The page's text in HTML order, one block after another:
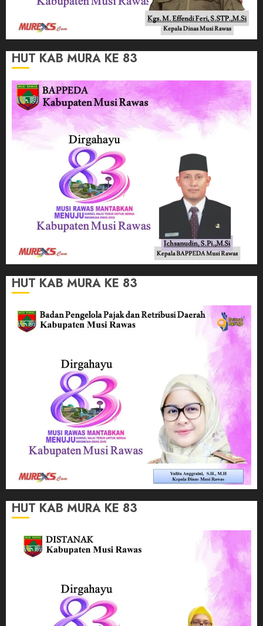
HUT KAB MURA KE 83
HUT KAB MURA KE 83
HUT KAB MURA KE 83